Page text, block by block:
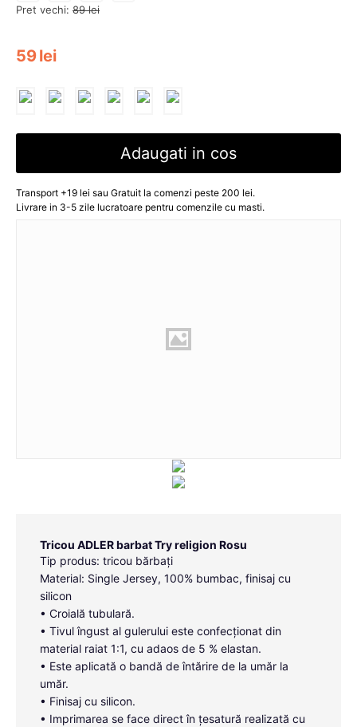
Pret vechi: 89 lei
59lei
Adaugati in cos
Transport +19 lei sau Gratuit la comenzi peste 200 lei.
Livrare in 3-5 zile lucratoare pentru comenzile cu masti.
Tricou ADLER barbat Try religion Rosu
Tip produs: tricou bărbați
Material: Single Jersey, 100% bumbac, finisaj cu
silicon
• Croială tubulară.
• Tivul îngust al gulerului este confecționat din
material raiat 1:1, cu adaos de 5 % elastan.
• Este aplicată o bandă de întărire de la umăr la
umăr.
• Finisaj cu silicon.
• Imprimarea se face direct în țesatură realizată cu